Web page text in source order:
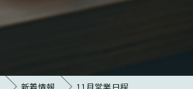
新着情報 11月営業日程